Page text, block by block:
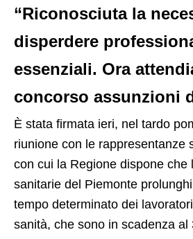
“Riconosciuta la
disperdere
essenziali. Ora
concorso assunzioni
È stata firmata ieri, nel tardo
riunione con le rappresentanze
con cui la Regione dispone che
sanitarie del Piemonte
tempo determinato dei
sanità, che sono in scadenza al